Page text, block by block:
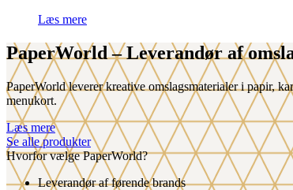
Læs mere
PaperWorld– Leverandør af
PaperWorld leverer kreative omslagsmaterialer i papir,
menukort.
Læs mere
Se alle produkter
Hvorfor vælge PaperWorld?
Leverandør af førende brands